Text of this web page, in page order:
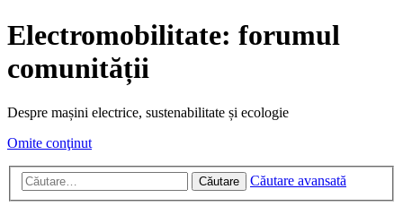
Electromobilitate: forumul
comunității
Despre mașini electrice, sustenabilitate și ecologie
Omite conţinut
Căutare Căutare avansată